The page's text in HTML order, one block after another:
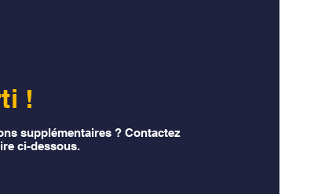
!
supplémentaires ? Contactez
ci-dessous.